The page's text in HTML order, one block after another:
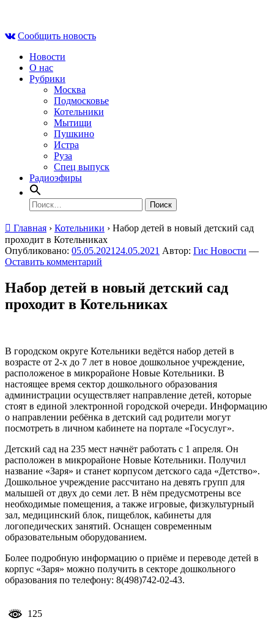
contentСообщить новость
Новости
О нас
Рубрики
Москва
Подмосковье
Котельники
Мытищи
Пушкино
Истра
Руза
Спец выпуск
Радиоэфиры
Найти:
Главная › Котельники › Набор детей в новый детский сад
проходит в Котельниках
Опубликовано: 05.05.2021 24.05.2021 Автор: Гис Новости —
Оставить комментарий
Набор детей в новый детский сад
проходит в Котельниках
В городском округе Котельники ведётся набор детей в
возрасте от 2-х до 7 лет в новое дошкольное учреждение,
расположеное в микрорайоне Новые Котельники. В
настоящее время сектор дошкольного образования
администрации осуществляет направление детей, которые
стоят в единой электронной городской очереди. Информацию
о направлении ребёнка в детский сад родители могут
посмотреть в личном кабинете на портале «Госуслуг».
Детский сад на 235 мест начнёт работать с 1 апреля. Он
расположен в микрорайоне Новые Котельники. Получил
название «Заря» и станет корпусом детского сада «Детство».
Дошкольное учреждение рассчитано на девять групп для
малышей от двух до семи лет. В нём предусмотрены все
необходимые помещения, а также игровые, физкультурный
зал, медицинский блок, пищеблок, кабинеты для
логопедических занятий. Оснащен современным
образовательным оборудованием.
Более подробную информацию о приёме и переводе детей в
корпус «Заря» можно получить в секторе дошкольного
образования по телефону: 8(498)742-02-43.
125